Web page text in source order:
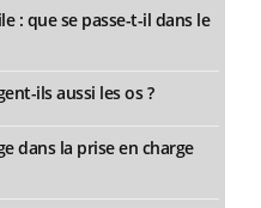
: que se passe-t-il dans le
ils aussi les os ?
dans la prise en charge